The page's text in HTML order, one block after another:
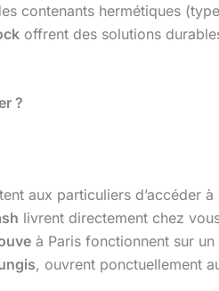
contenants hermétiques
offrent des solutions
?
aux particuliers d’accéder à
livrent directement chez
à Paris fonctionnent sur
, ouvrent ponctuellement